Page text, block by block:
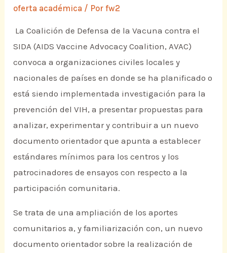
oferta académica / Porfw2
La Coalición de Defensa de la Vacuna contra el
SIDA (AIDS Vaccine Advocacy Coalition, AVAC)
convoca a organizaciones civiles locales y
nacionales de países en donde se ha planificado o
está siendo implementada investigación para la
prevención del VIH, a presentar propuestas para
analizar, experimentar y contribuir a un nuevo
documento orientador que apunta a establecer
estándares mínimos para los centros y los
patrocinadores de ensayos con respecto a la
participación comunitaria.
Se trata de una ampliación de los aportes
comunitarios a, y familiarización con, un nuevo
documento orientador sobre la realización de